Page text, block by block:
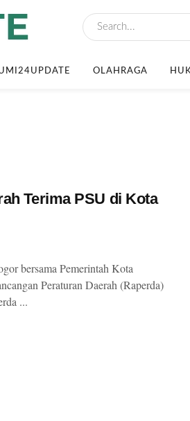
OLAHRAGA
Terima PSU di Kota
bersama Pemerintah Kota
Peraturan Daerah (Raperda)
...